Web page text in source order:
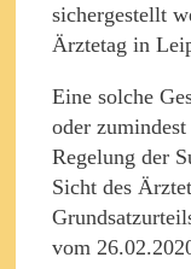
sichergestellt
Ärztetag in
Eine solche
oder
Regelung der
Sicht des
vom